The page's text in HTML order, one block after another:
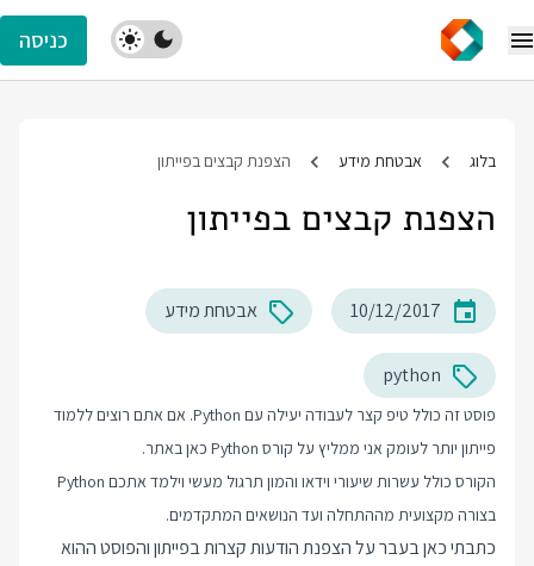
כניסה
בלוג אבטחת מידע הצפנת קבצים בפייתון
הצפנת קבצים בפייתון
10/12/2017 אבטחת מידע
python
פוסט זה כולל טיפ קצר לעבודה יעילה עם Python. אם אתם רוצים ללמוד
פייתון יותר לעומק אני ממליץ על קורס Python
כאן באתר.
הקורס כולל עשרות שיעורי וידאו והמון תרגול מעשי וילמד אתכם Python
בצורה מקצועית מההתחלה ועד הנושאים המתקדמים.
כתבתי כאן בעבר על הצפנת הודעות קצרות בפייתון והפוסט ההוא